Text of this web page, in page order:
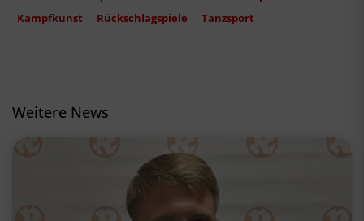
Kampfkunst
Rückschlagspiele Tanzsport
Weitere News